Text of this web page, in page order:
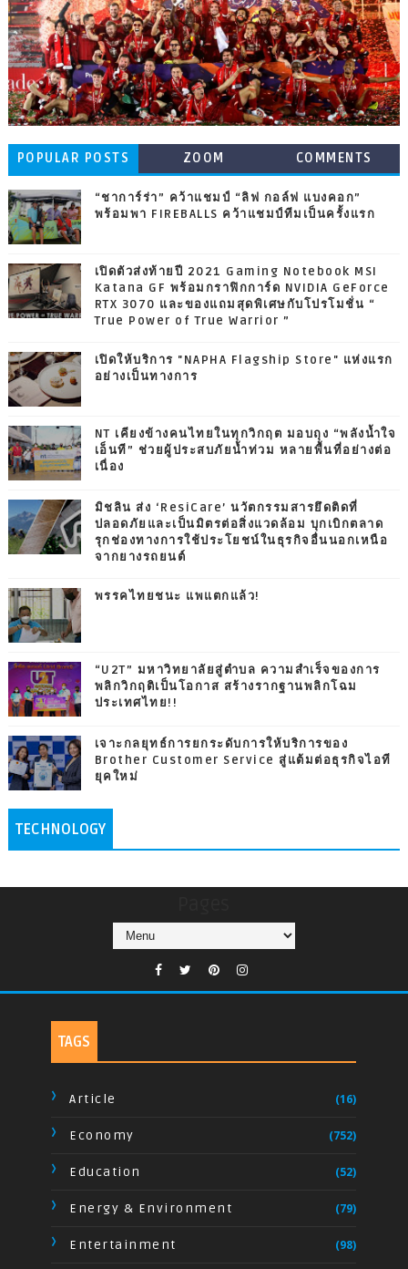
POPULAR POSTS ZOOM COMMENTS
“ชาการ์ร่า” คว้าแชมป์ “ลิฟ กอล์ฟ แบงคอก”
พร้อมพา FIREBALLS คว้าแชมป์ทีมเป็นครั้งแรก
เปิดตัวส่งท้ายปี 2021 Gaming Notebook MSI
Katana GF พร้อมกราฟิกการ์ด NVIDIA GeForce
RTX 3070 และของแถมสุดพิเศษกับโปรโมชั่น “
True Power of True Warrior ”
เปิดให้บริการ "NAPHA Flagship Store" แห่งแรก
อย่างเป็นทางการ
NT เคียงข้างคนไทยในทุกวิกฤต มอบถุง “พลังน้ำใจ
เอ็นที” ช่วยผู้ประสบภัยน้ำท่วม หลายพื้นที่อย่างต่อ
เนื่อง
มิชลิน ส่ง ‘ResiCare’ นวัตกรรมสารยึดติดที่
ปลอดภัยและเป็นมิตรต่อสิ่งแวดล้อม บุกเบิกตลาด
รุกช่องทางการใช้ประโยชน์ในธุรกิจอื่นนอกเหนือ
จากยางรถยนต์
พรรคไทยชนะ แพแตกแล้ว!
“U2T” มหาวิทยาลัยสู่ตำบล ความสำเร็จของการ
พลิกวิกฤติเป็นโอกาส สร้างรากฐานพลิกโฉม
ประเทศไทย!!
เจาะกลยุทธ์การยกระดับการให้บริการของ
Brother Customer Service สู่แต้มต่อธุรกิจไอที
ยุคใหม่
TECHNOLOGY
TAGS
Article (16)
Economy (752)
Education (52)
Energy & Environment (79)
Entertainment (98)